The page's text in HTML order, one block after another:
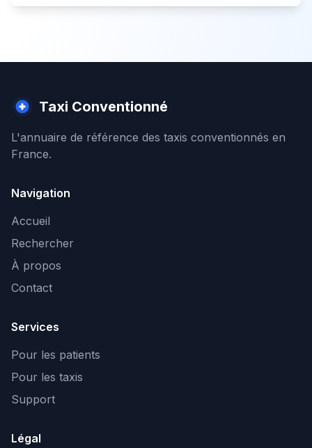
Taxi Conventionné
L'annuaire de référence des taxis conventionnés en
France.
Navigation
Accueil
Rechercher
À propos
Contact
Services
Pour les patients
Pour les taxis
Support
Légal